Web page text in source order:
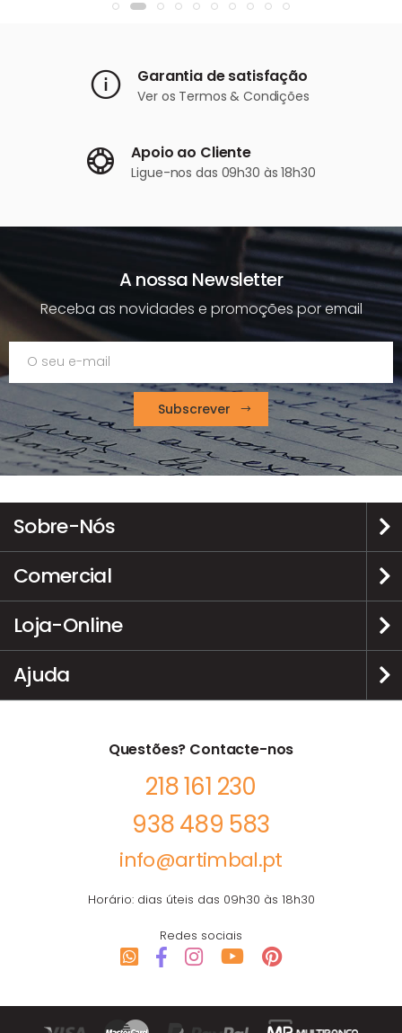
Garantia de satisfação
Ver os Termos & Condições
Apoio ao Cliente
Ligue-nos das 09h30 às 18h30
A nossa Newsletter
Receba as novidades e promoções por email
Subscrever
Sobre-Nós
Comercial
Loja-Online
Ajuda
Questões? Contacte-nos
218 161 230
938 489 583
info@artimbal.pt
Horário: dias úteis das 09h30 às 18h30
Redes sociais